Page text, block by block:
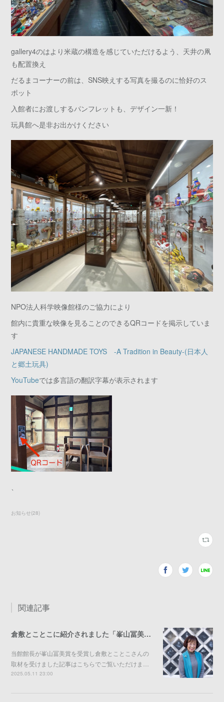
gallery4のはより米蔵の構造を感じていただけるよう、天井の凧
も配置換え
だるまコーナーの前は、SNS映えする写真を撮るのに恰好のス
ポット
入館者にお渡しするパンフレットも、デザイン一新！
玩具館へ是非お出かけください
NPO法人科学映像館様のご協力により
館内に貴重な映像を見ることのできるQRコードを掲示していま
す
JAPANESE HANDMADE TOYS -A Tradition in Beauty-(日本人
と郷土玩具)
YouTubeでは多言語の翻訳字幕が表示されます
お知らせ(28)
関連記事
倉敷とことこに紹介されました「峯山冨美賞受賞」
当館館長が峯山冨美賞を受賞し倉敷とことこさんの
取材を受けました記事はこちらでご覧いただけま…
2025.05.11 23:00